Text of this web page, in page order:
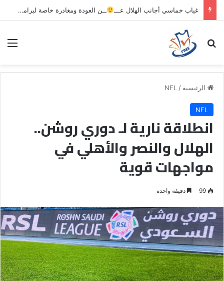
غياب خماسي أجانب الهلال عـــ ــن العودة ومغادرة خاصة لبرامج الاستشفاء والتأهيل
بحث عن
الرئيسية /
NFL
NFL
انطلاقة نارية لـ دوري روشن..
الهلال والنصر والأهلي في
مواجهات قوية
99 دقيقة واحدة